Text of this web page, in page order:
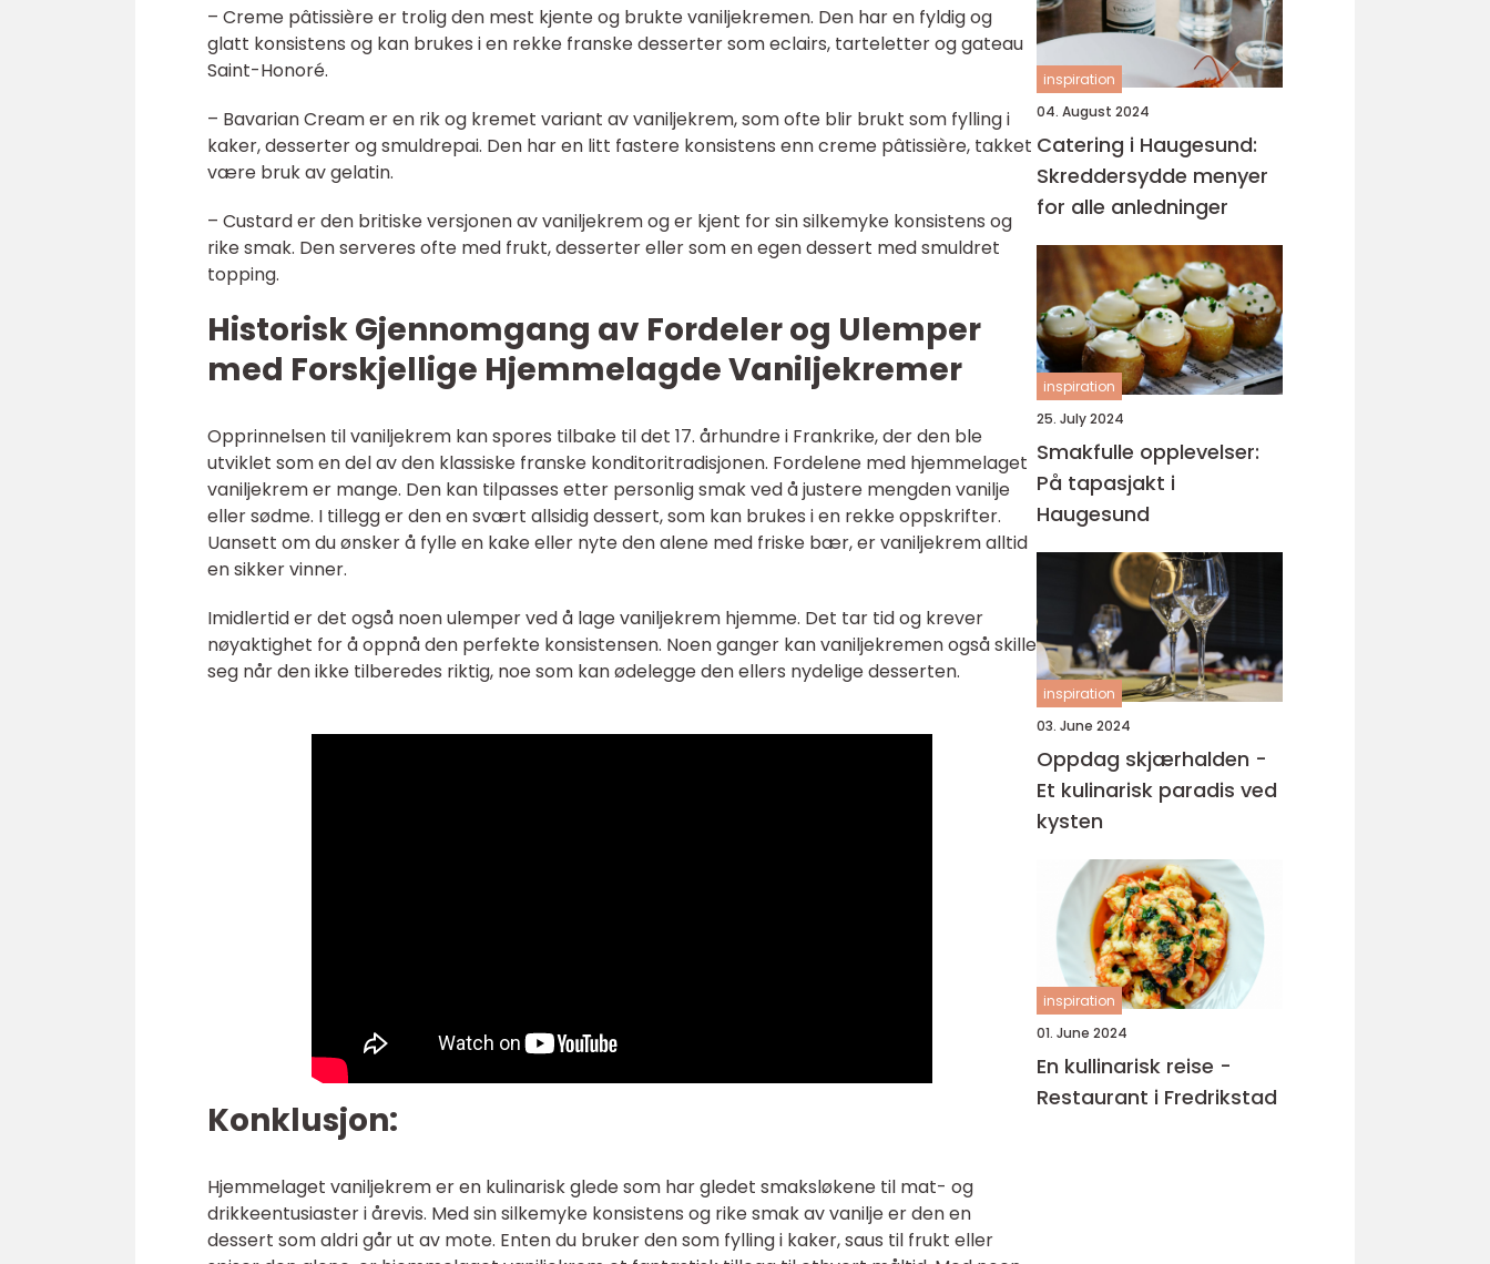
– Creme pâtissière er trolig den mest kjente og brukte vaniljekremen. Den har en fyldig og
glatt konsistens og kan brukes i en rekke franske desserter som eclairs, tarteletter og gateau
Saint-Honoré.
– Bavarian Cream er en rik og kremet variant av vaniljekrem, som ofte blir brukt som fylling i
kaker, desserter og smuldrepai. Den har en litt fastere konsistens enn creme pâtissière, takket
være bruk av gelatin.
– Custard er den britiske versjonen av vaniljekrem og er kjent for sin silkemyke konsistens og
rike smak. Den serveres ofte med frukt, desserter eller som en egen dessert med smuldret
topping.
Historisk Gjennomgang av Fordeler og Ulemper
med Forskjellige Hjemmelagde Vaniljekremer
Opprinnelsen til vaniljekrem kan spores tilbake til det 17. århundre i Frankrike, der den ble
utviklet som en del av den klassiske franske konditoritradisjonen. Fordelene med hjemmelaget
vaniljekrem er mange. Den kan tilpasses etter personlig smak ved å justere mengden vanilje
eller sødme. I tillegg er den en svært allsidig dessert, som kan brukes i en rekke oppskrifter.
Uansett om du ønsker å fylle en kake eller nyte den alene med friske bær, er vaniljekrem alltid
en sikker vinner.
Imidlertid er det også noen ulemper ved å lage vaniljekrem hjemme. Det tar tid og krever
nøyaktighet for å oppnå den perfekte konsistensen. Noen ganger kan vaniljekremen også skille
seg når den ikke tilberedes riktig, noe som kan ødelegge den ellers nydelige desserten.
Konklusjon:
Hjemmelaget vaniljekrem er en kulinarisk glede som har gledet smaksløkene til mat- og
drikkeentusiaster i årevis. Med sin silkemyke konsistens og rike smak av vanilje er den en
dessert som aldri går ut av mote. Enten du bruker den som fylling i kaker, saus til frukt eller
inspiration
04. August 2024
Catering i Haugesund:
Skreddersydde menyer
for alle anledninger
inspiration
25. July 2024
Smakfulle opplevelser:
På tapasjakt i
Haugesund
inspiration
03. June 2024
Oppdag skjærhalden -
Et kulinarisk paradis ved
kysten
inspiration
01. June 2024
En kullinarisk reise -
Restaurant i Fredrikstad